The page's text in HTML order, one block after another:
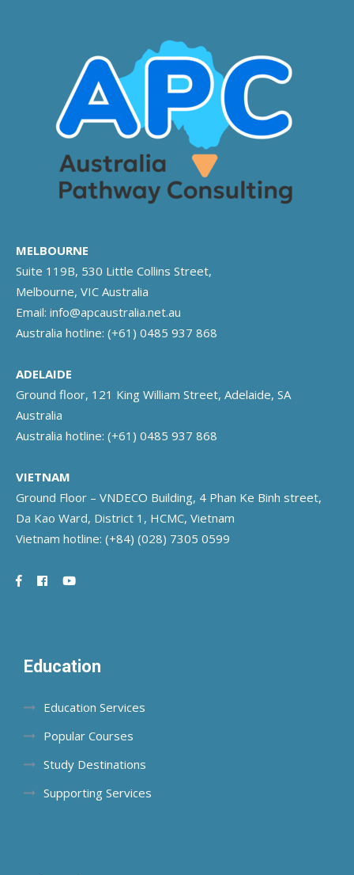
MELBOURNE
Suite 119B, 530 Little Collins Street,
Melbourne, VIC Australia
Email: info@apcaustralia.net.au
Australia hotline: (+61) 0485 937 868
ADELAIDE
Ground floor, 121 King William Street, Adelaide, SA
Australia
Australia hotline: (+61) 0485 937 868
VIETNAM
Ground Floor – VNDECO Building, 4 Phan Ke Binh street,
Da Kao Ward, District 1, HCMC, Vietnam
Vietnam hotline: (+84) (028) 7305 0599
Education
Education Services
Popular Courses
Study Destinations
Supporting Services